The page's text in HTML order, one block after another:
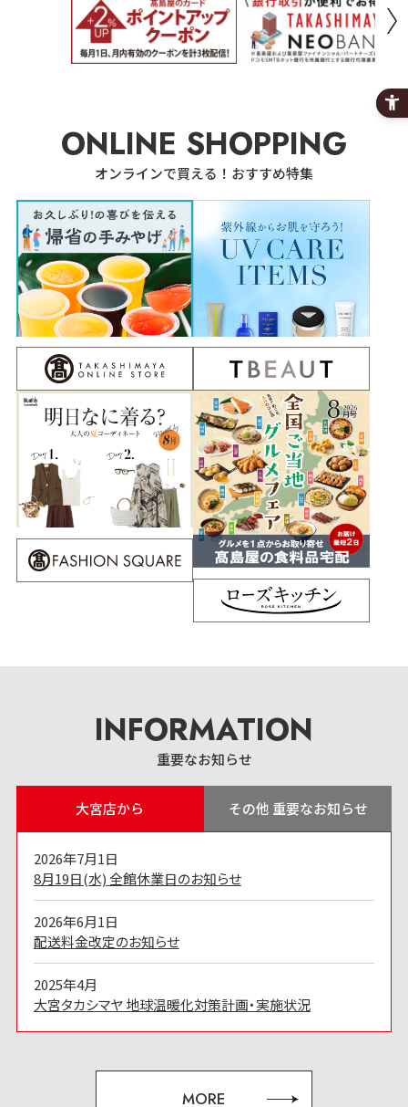
ONLINE SHOPPING
オンラインで買える！おすすめ特集
INFORMATION
重要なお知らせ
大宮店から その他 重要なお知らせ
2026年7月1日
8月19日(水) 全館休業日のお知らせ
2026年6月1日
配送料金改定のお知らせ
2025年4月
大宮タカシマヤ 地球温暖化対策計画・実施状況
MORE